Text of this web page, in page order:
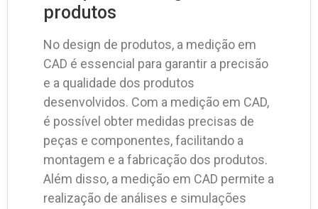
produtos
No design de produtos, a medição em
CAD é essencial para garantir a precisão
e a qualidade dos produtos
desenvolvidos. Com a medição em CAD,
é possível obter medidas precisas de
peças e componentes, facilitando a
montagem e a fabricação dos produtos.
Além disso, a medição em CAD permite a
realização de análises e simulações